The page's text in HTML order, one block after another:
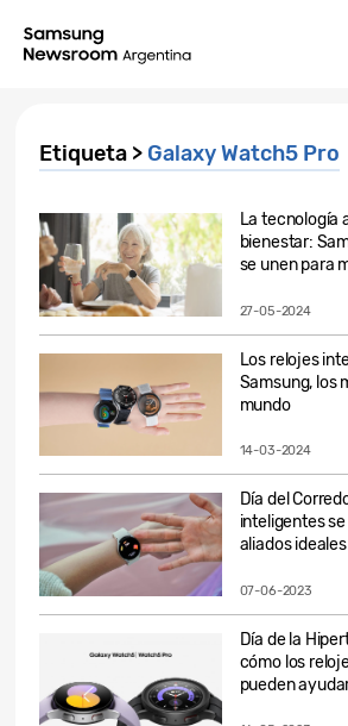
Etiqueta > Galaxy Watch5 Pro
La tecnología
bienestar:
se unen para
27-05-2024
Los relojes
Samsung, los
mundo
14-03-2024
Día del
inteligentes
aliados
07-06-2023
Día de la
cómo los
pueden